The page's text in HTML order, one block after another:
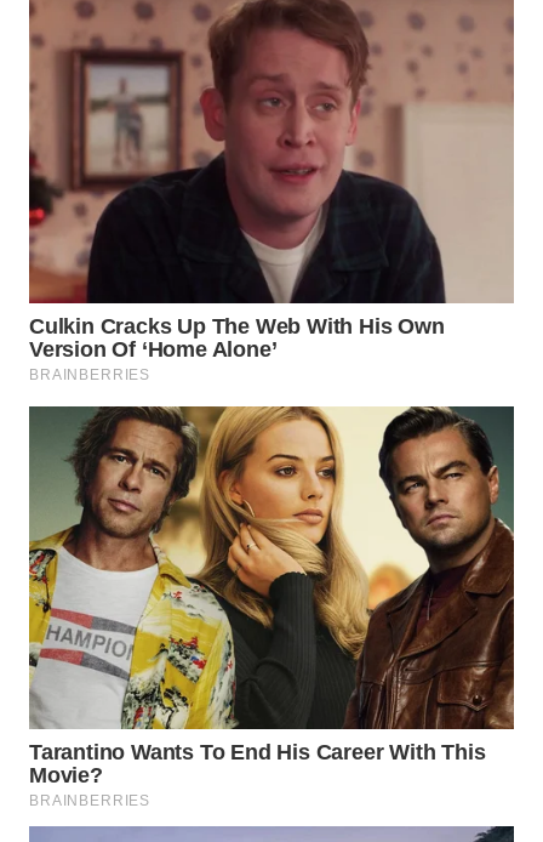
WN
DANAU
TOBA
WN
NIAS
WN
LANGKAT
WN
TAPANULI
SELATAN
WN
TANJUNG
LESUNG
WN
WN
SIMALUNGUN